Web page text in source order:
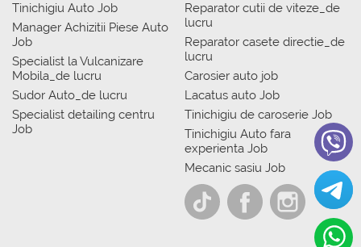
Tinichigiu Auto Job
Manager Achizitii Piese Auto
Job
Specialist la Vulcanizare
Mobila_de lucru
Sudor Auto_de lucru
Specialist detailing centru
Job
Reparator cutii de viteze_de
lucru
Reparator casete directie_de
lucru
Carosier auto job
Lacatus auto Job
Tinichigiu de caroserie Job
Tinichigiu Auto fara
experienta Job
Mecanic sasiu Job